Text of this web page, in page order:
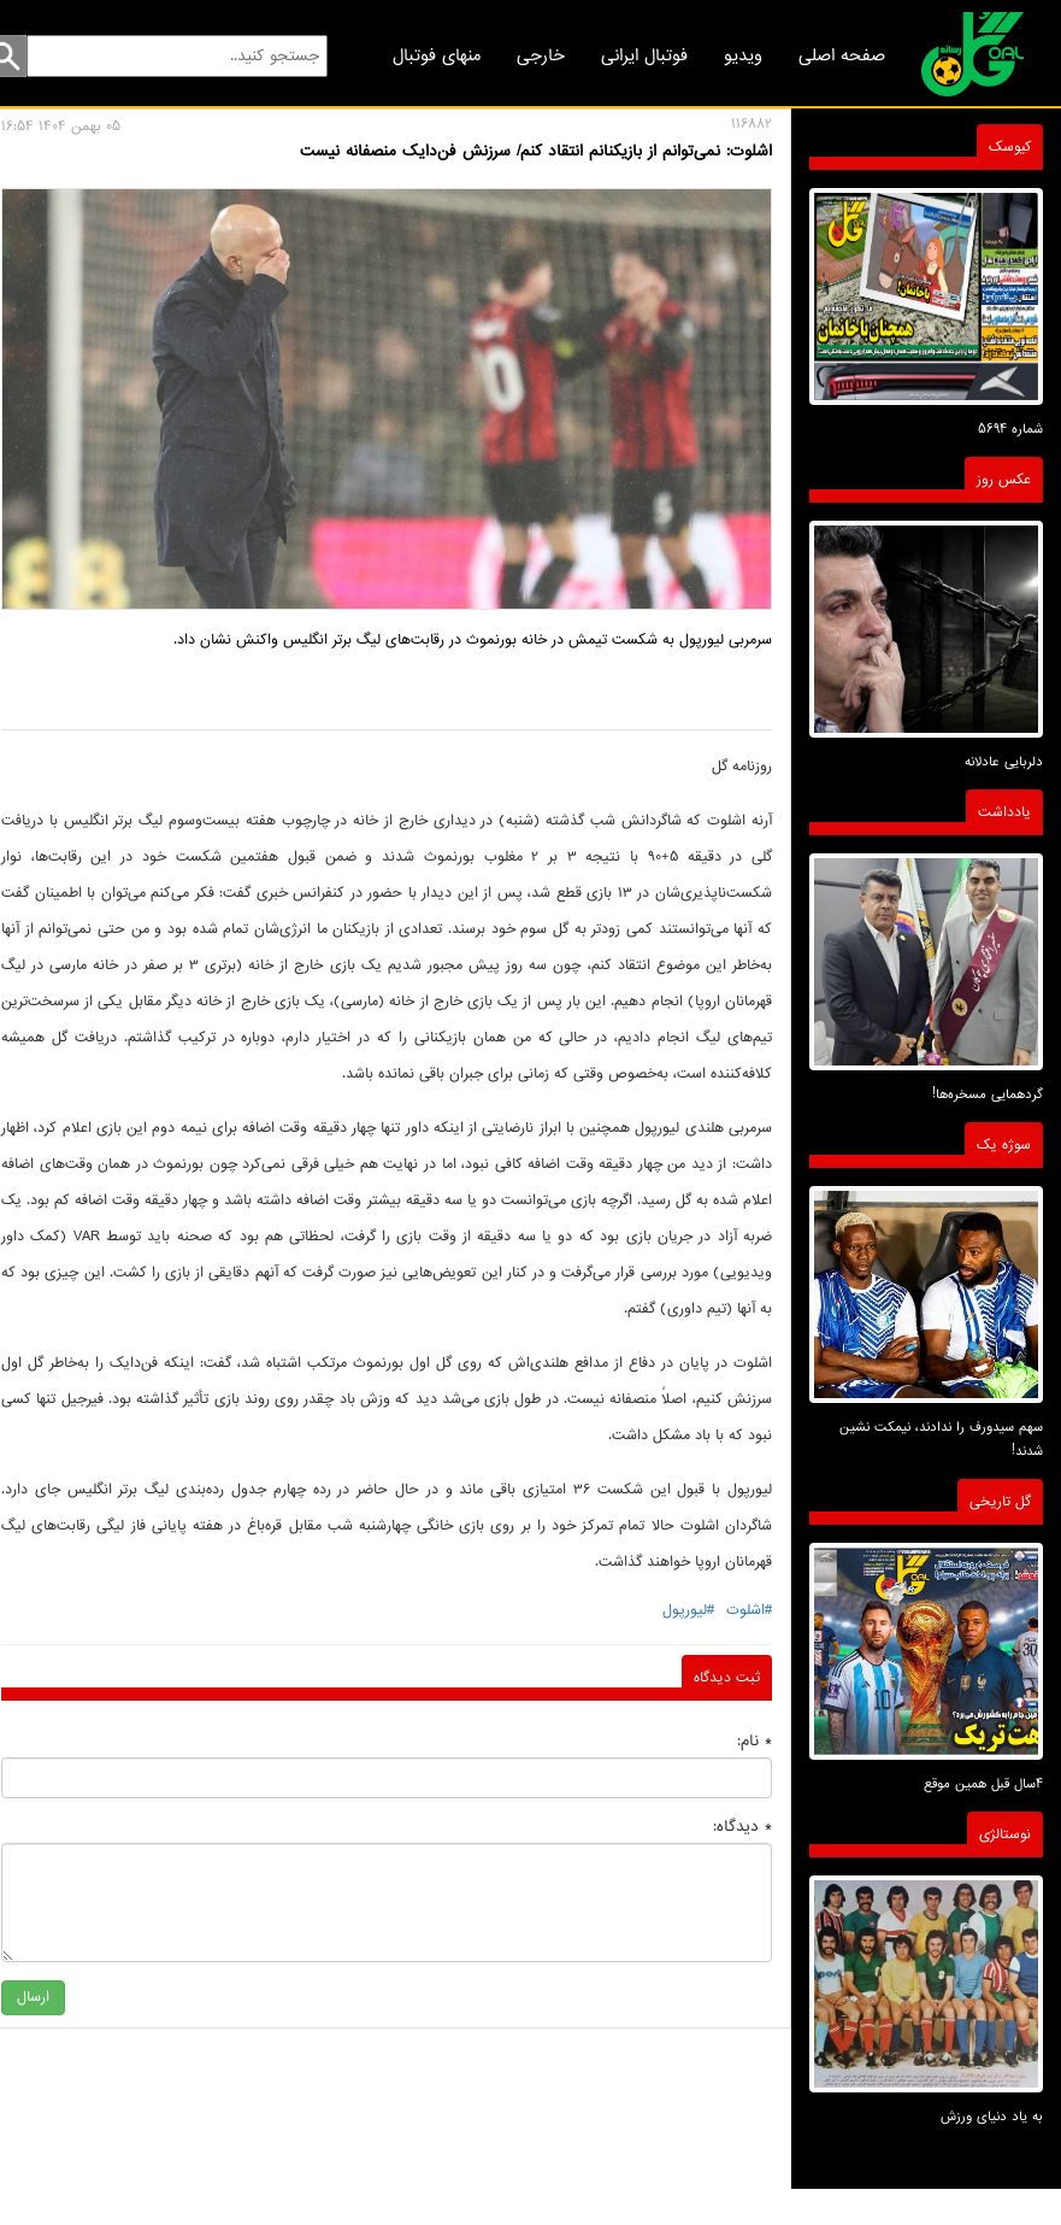
صفحه اصلی ویدیو فوتبال ایرانی خارجی منهای فوتبال
116882
اشلوت: نمی‌توانم از بازیکنانم انتقاد کنم/ سرزنش فن‌دایک منصفانه نیست
05 بهمن 1404 16:54
سرمربی لیورپول به شکست تیمش در خانه بورنموث در رقابت‌های لیگ برتر انگلیس واکنش نشان داد.
روزنامه گل
آرنه اشلوت که شاگردانش شب گذشته (شنبه) در دیداری خارج از خانه در چارچوب هفته بیست‌وسوم لیگ برتر انگلیس با دریافت
گلی در دقیقه 5+90 با نتیجه 3 بر 2 مغلوب بورنموث شدند و ضمن قبول هفتمین شکست خود در این رقابت‌ها، نوار
شکست‌ناپذیری‌شان در 13 بازی قطع شد، پس از این دیدار با حضور در کنفرانس خبری گفت: فکر می‌کنم می‌توان با اطمینان گفت
که آنها می‌توانستند کمی زودتر به گل سوم خود برسند. تعدادی از بازیکنان ما انرژی‌شان تمام شده بود و من حتی نمی‌توانم از آنها
به‌خاطر این موضوع انتقاد کنم، چون سه روز پیش مجبور شدیم یک بازی خارج از خانه (برتری 3 بر صفر در خانه مارسی در لیگ
قهرمانان اروپا) انجام دهیم. این بار پس از یک بازی خارج از خانه (مارسی)، یک بازی خارج از خانه دیگر مقابل یکی از سرسخت‌ترین
تیم‌های لیگ انجام دادیم، در حالی که من همان بازیکنانی را که در اختیار دارم، دوباره در ترکیب گذاشتم. دریافت گل همیشه
کلافه‌کننده است، به‌خصوص وقتی که زمانی برای جبران باقی نمانده باشد.
سرمربی هلندی لیورپول همچنین با ابراز نارضایتی از اینکه داور تنها چهار دقیقه وقت اضافه برای نیمه دوم این بازی اعلام کرد، اظهار
داشت: از دید من چهار دقیقه وقت اضافه کافی نبود، اما در نهایت هم خیلی فرقی نمی‌کرد چون بورنموث در همان وقت‌های اضافه
اعلام شده به گل رسید. اگرچه بازی می‌توانست دو یا سه دقیقه بیشتر وقت اضافه داشته باشد و چهار دقیقه وقت اضافه کم بود. یک
ضربه آزاد در جریان بازی بود که دو یا سه دقیقه از وقت بازی را گرفت، لحظاتی هم بود که صحنه باید توسط VAR (کمک داور
ویدیویی) مورد بررسی قرار می‌گرفت و در کنار این تعویض‌هایی نیز صورت گرفت که آنهم دقایقی از بازی را کشت. این چیزی بود که
به آنها (تیم داوری) گفتم.
اشلوت در پایان در دفاع از مدافع هلندی‌اش که روی گل اول بورنموث مرتکب اشتباه شد، گفت: اینکه فن‌دایک را به‌خاطر گل اول
سرزنش کنیم، اصلاً منصفانه نیست. در طول بازی می‌شد دید که وزش باد چقدر روی روند بازی تأثیر گذاشته بود. فیرجیل تنها کسی
نبود که با باد مشکل داشت.
لیورپول با قبول این شکست 36 امتیازی باقی ماند و در حال حاضر در رده چهارم جدول رده‌بندی لیگ برتر انگلیس جای دارد.
شاگردان اشلوت حالا تمام تمرکز خود را بر روی بازی خانگی چهارشنبه شب مقابل قره‌باغ در هفته پایانی فاز لیگی رقابت‌های لیگ
قهرمانان اروپا خواهند گذاشت.
#اشلوت #لیورپول
ثبت دیدگاه
* نام:
* دیدگاه:
کیوسک
شماره 5694
عکس روز
دلربایی عادلانه
یادداشت
گردهمایی مسخره‌ها!
سوژه یک
سهم سیدورف را ندادند، نیمکت نشین
شدند!
گل تاریخی
4سال قبل همین موقع
نوستالژی
به یاد دنیای ورزش